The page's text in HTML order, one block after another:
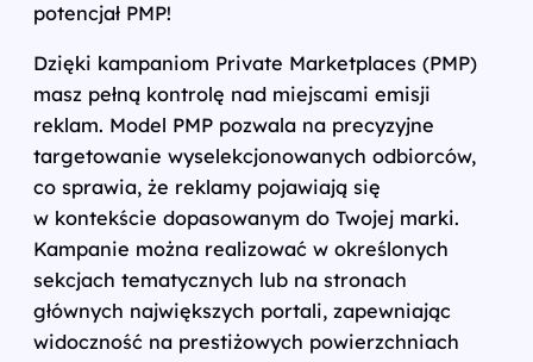
potencjał PMP!
Dzięki kampaniom Private Marketplaces (PMP)
masz pełną kontrolę nad miejscami emisji
reklam. Model PMP pozwala na precyzyjne
targetowanie wyselekcjonowanych odbiorców,
co sprawia, że reklamy pojawiają się
w kontekście dopasowanym do Twojej marki.
Kampanie można realizować w określonych
sekcjach tematycznych lub na stronach
głównych największych portali, zapewniając
widoczność na prestiżowych powierzchniach